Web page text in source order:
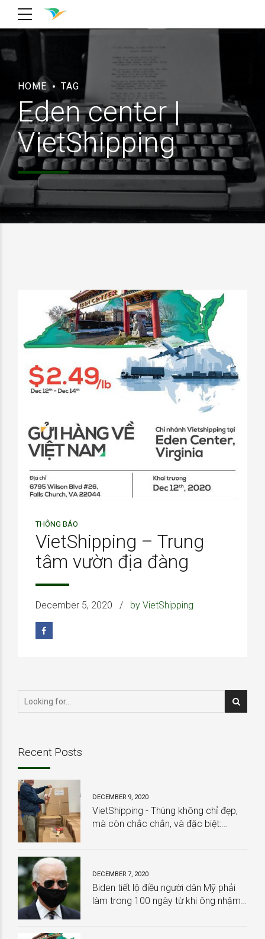
HOME TAG
Eden center |
VietShipping
THÔNG BÁO
VietShipping – Trung
tâm vườn địa đàng
December 5, 2020 by VietShipping
Recent Posts
DECEMBER 9, 2020
VietShipping - Thùng không chỉ đẹp,
mà còn chắc chắn, và đặc biệt:
DECEMBER 7, 2020
Biden tiết lộ điều người dân Mỹ phải
làm trong 100 ngày từ khi ông nhậm